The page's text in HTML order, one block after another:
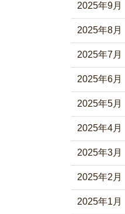
2025年9月
2025年8月
2025年7月
2025年6月
2025年5月
2025年4月
2025年3月
2025年2月
2025年1月